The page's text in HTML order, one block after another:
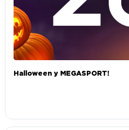
Halloween у MEGASPORT!